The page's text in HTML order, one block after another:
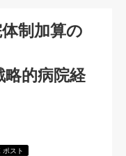
制加算の
的病院経
ポスト